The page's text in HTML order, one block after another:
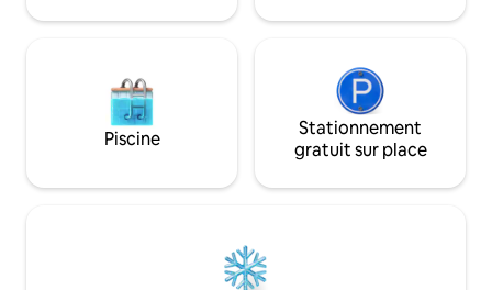
Piscine
Stationnement
gratuit sur place